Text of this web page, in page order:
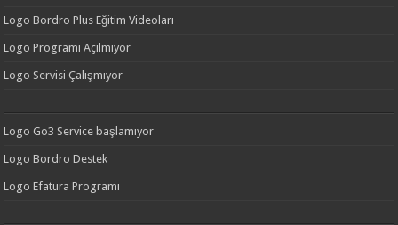
Logo Bordro Plus Eğitim Videoları
Logo Programı Açılmıyor
Logo Servisi Çalışmıyor
Logo Go3 Service başlamıyor
Logo Bordro Destek
Logo Efatura Programı